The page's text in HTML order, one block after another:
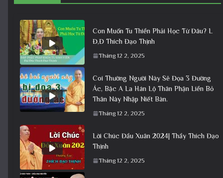
Con Muốn Tu Thiền Phải Học Từ Đâu? L
Đ,Đ Thích Đạo Thịnh
Tháng 12 2, 2025
Coi Thường Người Này Sẽ Đọa 3 Đường
Ác, Bậc A La Hán Lộ Thân Phận Liền Bỏ
Thân Này Nhập Niết Bàn.
Tháng 12 2, 2025
Lời Chúc Đầu Xuân 2024| Thầy Thích Đạo
Thịnh
Tháng 12 2, 2025